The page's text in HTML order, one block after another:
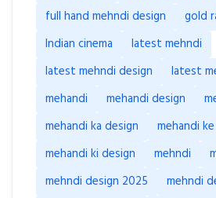
full hand mehndi design
gold
Indian cinema
latest mehndi
latest mehndi design
latest
mehandi
mehandi design
mehandi ka design
mehandi
mehandi ki design
mehndi
mehndi design 2025
mehndi